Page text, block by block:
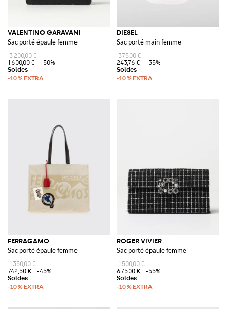
VALENTINO GARAVANI
Sac porté épaule femme
3 200,00 €
1 600,00 €
-50%
DIESEL
Sac porté main femme
375,00 €
243,76 €
-35%
FERRAGAMO
Sac porté épaule femme
1 350,00 €
742,50 €
-45%
ROGER VIVIER
Sac porté épaule femme
1 500,00 €
675,00 €
-55%